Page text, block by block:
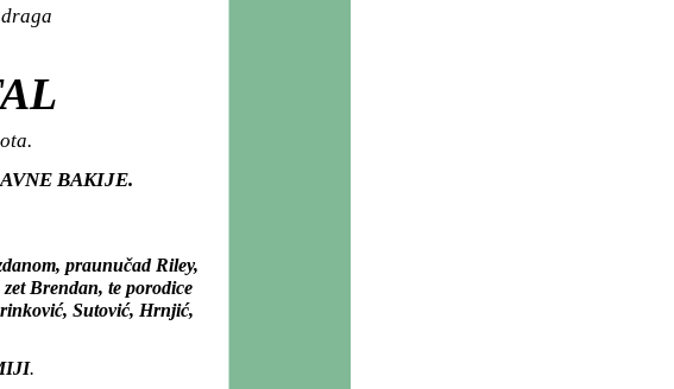
BAKIJE.
praunučad Riley,
Brendan, te porodice
Sutović, Hrnjić,
.